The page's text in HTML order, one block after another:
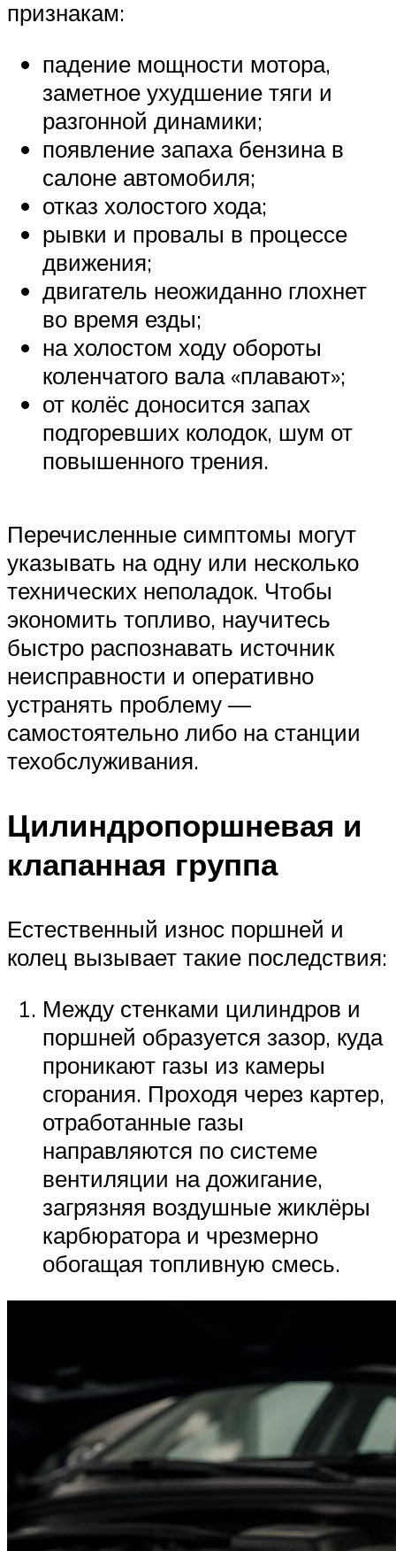
Меню
признакам:
падение мощности мотора,
заметное ухудшение тяги и
разгонной динамики;
появление запаха бензина в
салоне автомобиля;
отказ холостого хода;
рывки и провалы в процессе
движения;
двигатель неожиданно глохнет
во время езды;
на холостом ходу обороты
коленчатого вала «плавают»;
от колёс доносится запах
подгоревших колодок, шум от
повышенного трения.
Перечисленные симптомы могут
указывать на одну или несколько
технических неполадок. Чтобы
экономить топливо, научитесь
быстро распознавать источник
неисправности и оперативно
устранять проблему —
самостоятельно либо на станции
техобслуживания.
Цилиндропоршневая и
клапанная группа
Естественный износ поршней и
колец вызывает такие последствия:
Между стенками цилиндров и
поршней образуется зазор, куда
проникают газы из камеры
сгорания. Проходя через картер,
отработанные газы
направляются по системе
вентиляции на дожигание,
загрязняя воздушные жиклёры
карбюратора и чрезмерно
обогащая топливную смесь.